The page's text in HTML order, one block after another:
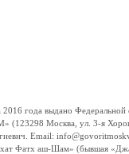
года выдано Федеральной
(123298 Москва, ул. 3-я
Email:
Фатх аш-Шам» (бывшая